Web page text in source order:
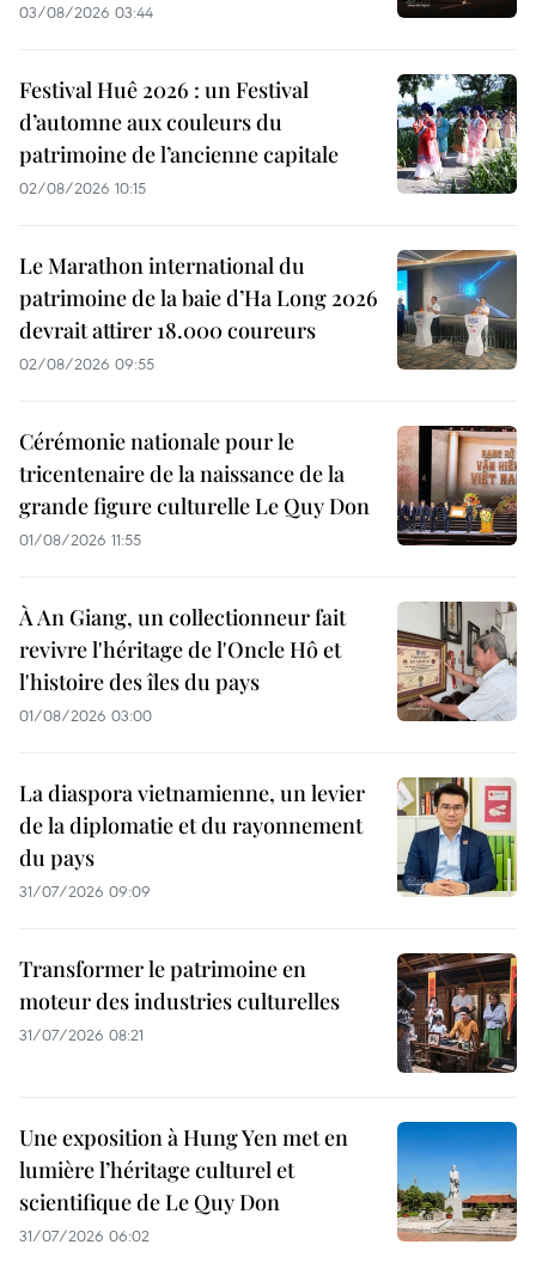
03/08/2026 03:44
Festival Huê 2026 : un Festival
d’automne aux couleurs du
patrimoine de l’ancienne capitale
02/08/2026 10:15
Le Marathon international du
patrimoine de la baie d’Ha Long 2026
devrait attirer 18.000 coureurs
02/08/2026 09:55
Cérémonie nationale pour le
tricentenaire de la naissance de la
grande figure culturelle Le Quy Don
01/08/2026 11:55
À An Giang, un collectionneur fait
revivre l'héritage de l'Oncle Hô et
l'histoire des îles du pays
01/08/2026 03:00
La diaspora vietnamienne, un levier
de la diplomatie et du rayonnement
du pays
31/07/2026 09:09
Transformer le patrimoine en
moteur des industries culturelles
31/07/2026 08:21
Une exposition à Hung Yen met en
lumière l’héritage culturel et
scientifique de Le Quy Don
31/07/2026 06:02